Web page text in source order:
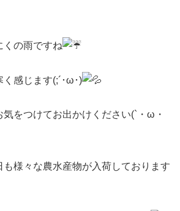
くの雨ですね
感じます(;´･ω･)
をつけてお出かけください(`・ω・
も様々な農水産物が入荷しております